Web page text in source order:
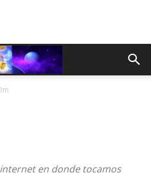
en donde tocamos